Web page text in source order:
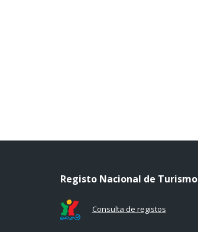
Registo Nacional de Turismo
Consulta de registos